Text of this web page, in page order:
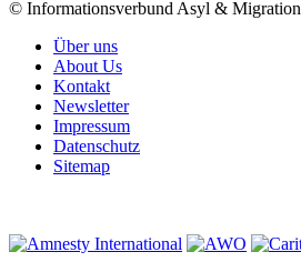
© Informationsverbund Asyl & Migration
Über uns
About Us
Kontakt
Newsletter
Impressum
Datenschutz
Sitemap